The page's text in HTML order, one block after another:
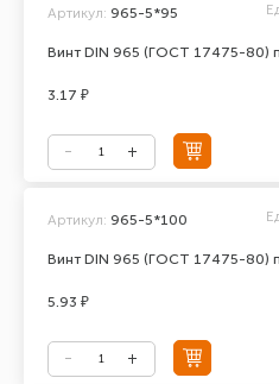
Винт DIN 965 (ГОСТ 17475-80)
Артикул: 965-5*95
3.17 ₽
Винт DIN 965 (ГОСТ 17475-80)
Артикул: 965-5*100
5.93 ₽